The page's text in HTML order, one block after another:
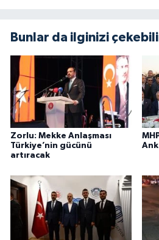
Bunlar da ilginizi
Zorlu: Mekke Anlaşması
Türkiye’nin gücünü
artıracak